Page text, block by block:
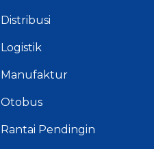
Distribusi
Logistik
Manufaktur
Otobus
Rantai Pendingin